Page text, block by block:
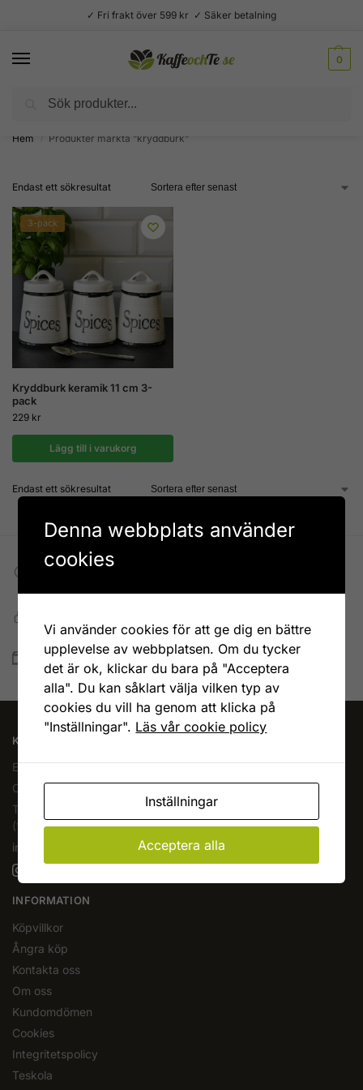
✓ Fri frakt över 599 kr ✓ Säker betalning
0
Välsmakande vardagslyx –
Hem Produkter märkta ”kryddburk”
Endast ett sökresultat
3-pack
Kryddburk keramik 11 cm 3-
pack
229 kr
Lägg till i varukorg
Endast ett sökresultat
Fri frakt till DHL ombud
Betala allt direkt eller lite i taget med Walley
Snabb leverans
Lagervaror skickas vanligtvis inom 1-4 vardagar
KAFFEOCHTE.SE
En del av Novodesign AB
Org.nr. 556790-1235
Tel.
(10-17 mån-fre)
info@kaffeochte.se
INFORMATION
Köpvillkor
Ångra köp
Kontakta oss
Om oss
Kundomdömen
Cookies
Integritetspolicy
Teskola
Denna webbplats använder
cookies
Vi använder cookies för att ge dig en bättre
upplevelse av webbplatsen. Om du tycker
det är ok, klickar du bara på "Acceptera
alla". Du kan såklart välja vilken typ av
cookies du vill ha genom att klicka på
"Inställningar". Läs vår cookie policy
Inställningar
Acceptera alla